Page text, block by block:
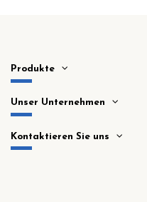
Produkte
Unser Unternehmen
Kontaktieren Sie uns